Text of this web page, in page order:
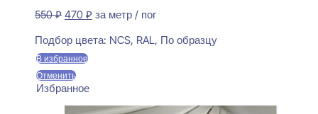
550₽ Первоначальная
составляла
550 ₽.
470 ₽Текущая
470 ₽.
за метр / пог
Подбор цвета: NCS, RAL, По образцу
В избранное
Отменить
Избранное